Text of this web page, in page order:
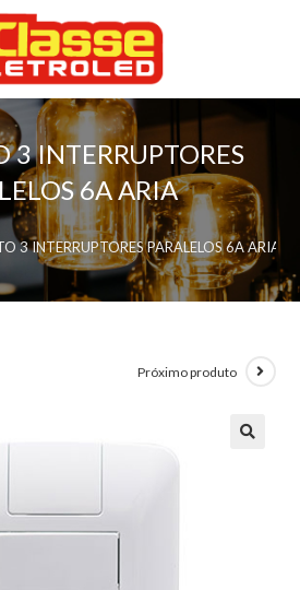
3 INTERRUPTORES
6A ARIA
3 INTERRUPTORES PARALELOS 6A ARIA
Próximo produto